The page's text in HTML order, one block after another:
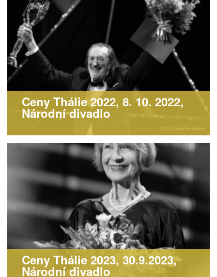
Ceny Thálie 2022, 8. 10. 2022,
Národní divadlo
Ceny Thálie 2023, 30.9.2023,
Národní divadlo